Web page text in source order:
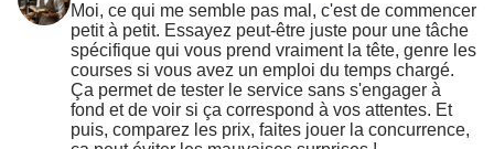
Moi, ce qui me semble pas mal, c'est de commencer
petit à petit. Essayez peut-être juste pour une tâche
spécifique qui vous prend vraiment la tête, genre les
courses si vous avez un emploi du temps chargé.
Ça permet de tester le service sans s'engager à
fond et de voir si ça correspond à vos attentes. Et
puis, comparez les prix, faites jouer la concurrence,